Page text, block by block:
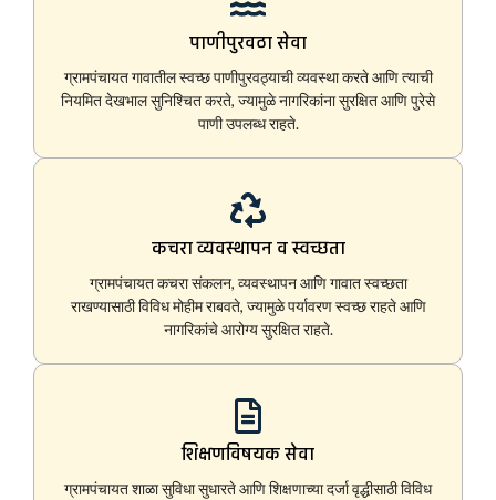
पाणीपुरवठा सेवा
ग्रामपंचायत गावातील स्वच्छ पाणीपुरवठ्याची व्यवस्था करते आणि त्याची
नियमित देखभाल सुनिश्चित करते, ज्यामुळे नागरिकांना सुरक्षित आणि पुरेसे
पाणी उपलब्ध राहते.
कचरा व्यवस्थापन व स्वच्छता
ग्रामपंचायत कचरा संकलन, व्यवस्थापन आणि गावात स्वच्छता
राखण्यासाठी विविध मोहीम राबवते, ज्यामुळे पर्यावरण स्वच्छ राहते आणि
नागरिकांचे आरोग्य सुरक्षित राहते.
शिक्षणविषयक सेवा
ग्रामपंचायत शाळा सुविधा सुधारते आणि शिक्षणाच्या दर्जा वृद्धीसाठी विविध